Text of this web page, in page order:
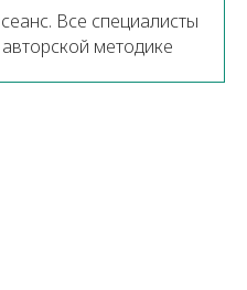
Все специалисты
методике